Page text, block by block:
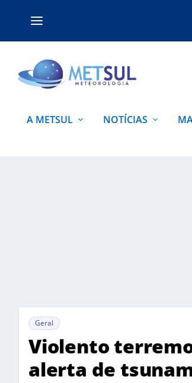
A METSUL NOTÍCIAS
Geral
Violento
alerta de